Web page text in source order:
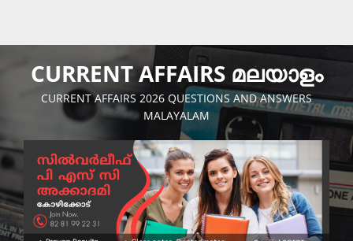
CURRENT AFFAIRS മലയാളം
CURRENT AFFAIRS 2026 QUESTIONS AND ANSWERS
MALAYALAM